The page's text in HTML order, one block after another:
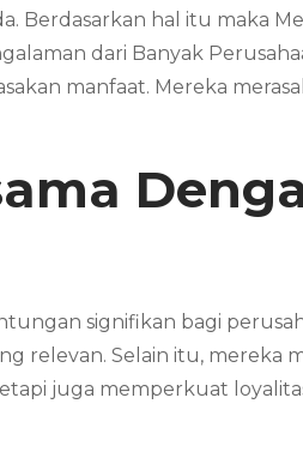
Berdasarkan hal itu maka
dari Banyak
manfaat. Mereka
signifikan bagi
relevan. Selain itu,
juga memperkuat